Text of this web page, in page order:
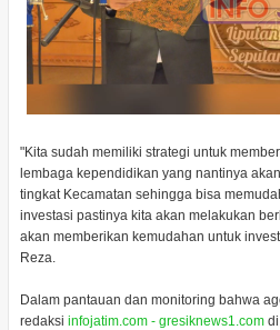
"Kita sudah memiliki strategi untuk
lembaga kependidikan yang nantinya
tingkat Kecamatan sehingga bisa
investasi pastinya kita akan melakukan
akan memberikan kemudahan untuk
Reza.
Dalam pantauan dan monitoring bahwa
redaksi infojatim.com - gresiknews1.comdi